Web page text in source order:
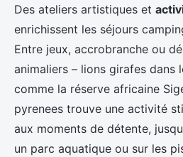
Des ateliers artistiques et
enrichissent les séjours
Entre jeux, accrobranche ou
animaliers – lions girafes dans
comme la réserve africaine
pyrenees trouve une activité
aux moments de détente,
un parc aquatique ou sur les